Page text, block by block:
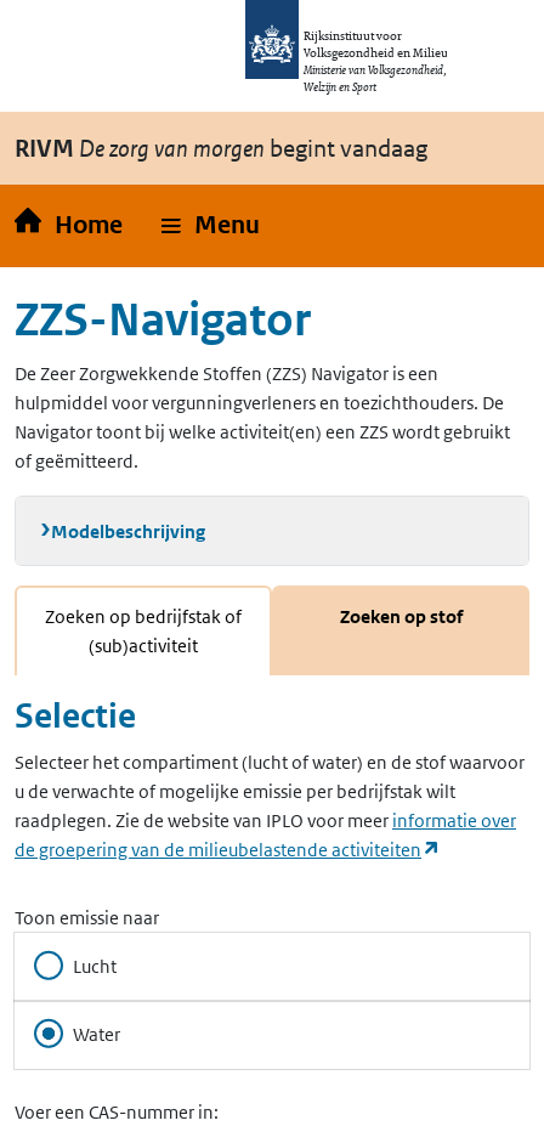
Overslaan en naar de inhoud gaan
Rijksinstituut voor
Volksgezondheid en Milieu
Ministerie van Volksgezondheid,
Welzijn en Sport
RIVM De zorg van morgen begint vandaag
Home Menu
ZZS-Navigator
De Zeer Zorgwekkende Stoffen (ZZS) Navigator is een
hulpmiddel voor vergunningverleners en toezichthouders. De
Navigator toont bij welke activiteit(en) een ZZS wordt gebruikt
of geëmitteerd.
Modelbeschrijving
Zoeken op bedrijfstak of
(sub)activiteit
Zoeken op stof
Selectie
Selecteer het compartiment (lucht of water) en de stof waarvoor
u de verwachte of mogelijke emissie per bedrijfstak wilt
raadplegen. Zie de website van IPLO voor meer informatie over
de groepering van de milieubelastende activiteiten
Toon emissie naar
Lucht
Water
Voer een CAS-nummer in: